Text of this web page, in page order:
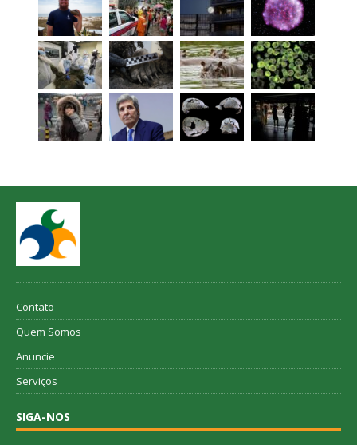
Contato
Quem Somos
Anuncie
Serviços
SIGA-NOS